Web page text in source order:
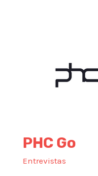
PHC Go
Entrevistas